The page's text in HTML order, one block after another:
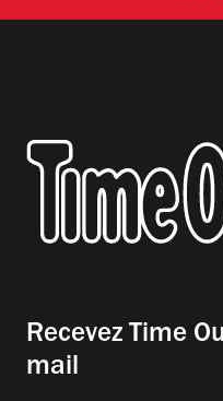
Recevez Time
mail